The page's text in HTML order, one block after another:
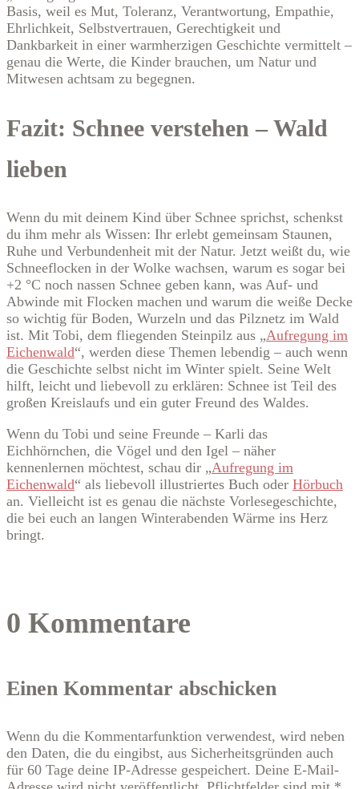
Basis, weil es Mut, Toleranz, Verantwortung, Empathie,
Ehrlichkeit, Selbstvertrauen, Gerechtigkeit und
Dankbarkeit in einer warmherzigen Geschichte vermittelt –
genau die Werte, die Kinder brauchen, um Natur und
Mitwesen achtsam zu begegnen.
Fazit: Schnee verstehen – Wald
lieben
Wenn du mit deinem Kind über Schnee sprichst, schenkst
du ihm mehr als Wissen: Ihr erlebt gemeinsam Staunen,
Ruhe und Verbundenheit mit der Natur. Jetzt weißt du, wie
Schneeflocken in der Wolke wachsen, warum es sogar bei
+2 °C noch nassen Schnee geben kann, was Auf- und
Abwinde mit Flocken machen und warum die weiße Decke
so wichtig für Boden, Wurzeln und das Pilznetz im Wald
ist. Mit Tobi, dem fliegenden Steinpilz aus „Aufregung im
Eichenwald“, werden diese Themen lebendig – auch wenn
die Geschichte selbst nicht im Winter spielt. Seine Welt
hilft, leicht und liebevoll zu erklären: Schnee ist Teil des
großen Kreislaufs und ein guter Freund des Waldes.
Wenn du Tobi und seine Freunde – Karli das
Eichhörnchen, die Vögel und den Igel – näher
kennenlernen möchtest, schau dir „Aufregung im
Eichenwald“ als liebevoll illustriertes Buch oder Hörbuch
an. Vielleicht ist es genau die nächste Vorlesegeschichte,
die bei euch an langen Winterabenden Wärme ins Herz
bringt.
0 Kommentare
Einen Kommentar abschicken
Wenn du die Kommentarfunktion verwendest, wird neben
den Daten, die du eingibst, aus Sicherheitsgründen auch
für 60 Tage deine IP-Adresse gespeichert. Deine E-Mail-